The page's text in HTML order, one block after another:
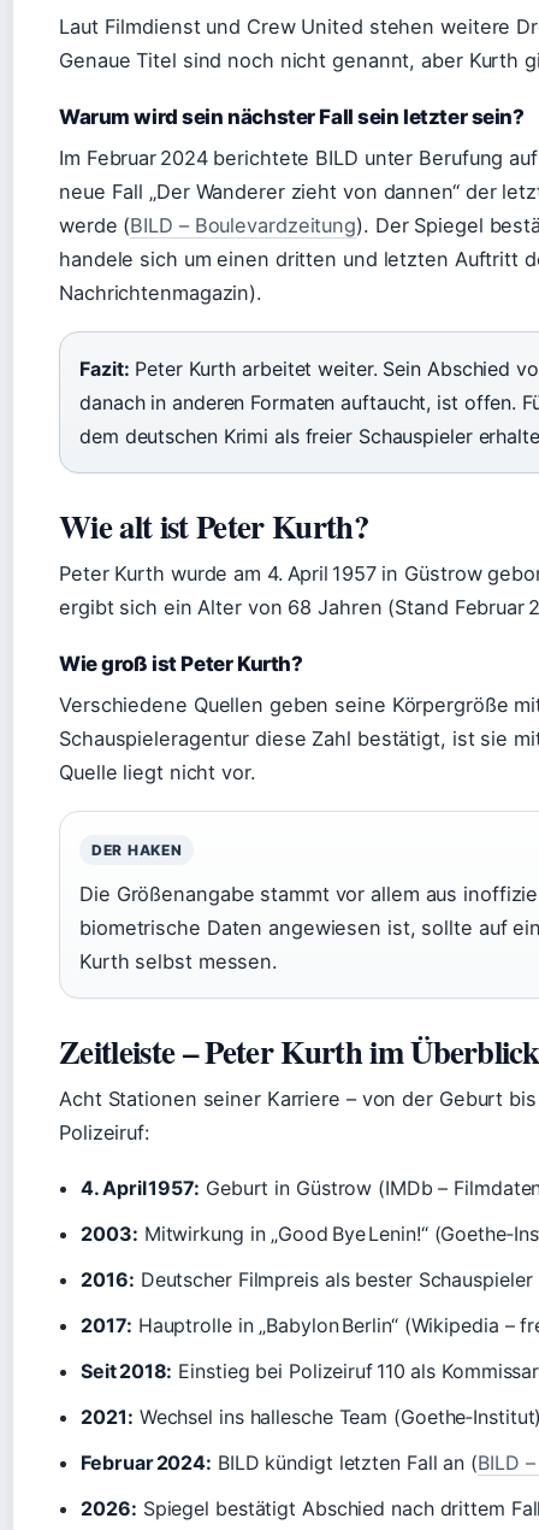
Laut Filmdienst und Crew United stehen weitere
Genaue Titel sind noch nicht genannt, aber Kurth
Warum wird sein nächster Fall sein letzter sein?
Im Februar 2024 berichtete BILD unter Berufung
neue Fall „Der Wanderer zieht von dannen“ der
werde (BILD – Boulevardzeitung). Der Spiegel
handele sich um einen dritten und letzten Auftritt
Nachrichtenmagazin).
Fazit: Peter Kurth arbeitet weiter. Sein Abschied
danach in anderen Formaten auftaucht, ist offen.
dem deutschen Krimi als freier Schauspieler
Wie alt ist Peter Kurth?
Peter Kurth wurde am 4. April 1957 in Güstrow
ergibt sich ein Alter von 68 Jahren (Stand Februar
Wie groß ist Peter Kurth?
Verschiedene Quellen geben seine Körpergröße
Schauspieleragentur diese Zahl bestätigt, ist sie
Quelle liegt nicht vor.
DER HAKEN
Die Größenangabe stammt vor allem aus
biometrische Daten angewiesen ist, sollte auf
Kurth selbst messen.
Zeitleiste – Peter Kurth im Überblick
Acht Stationen seiner Karriere – von der Geburt
Polizeiruf:
4. April 1957: Geburt in Güstrow (IMDb –
2003: Mitwirkung in „Good Bye Lenin!“
2016: Deutscher Filmpreis als bester Schauspieler
2017: Hauptrolle in „Babylon Berlin“ (Wikipedia –
Seit 2018: Einstieg bei Polizeiruf 110 als
2021: Wechsel ins hallesche Team
Februar 2024: BILD kündigt letzten Fall an (BILD
2026: Spiegel bestätigt Abschied nach drittem